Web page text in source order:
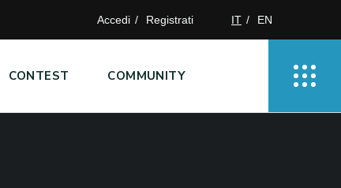
Accedi Registrati IT EN
CONTEST COMMUNITY